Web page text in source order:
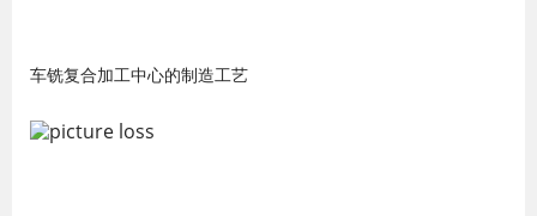
车铣复合加工中心的制造工艺